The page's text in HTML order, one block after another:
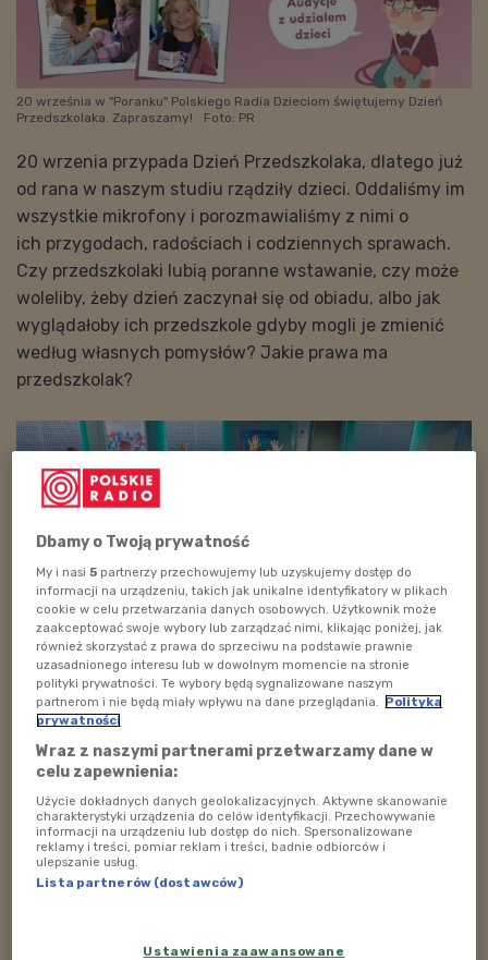
20 września w "Poranku" Polskiego Radia Dzieciom świętujemy Dzień
Przedszkolaka. Zapraszamy!
Foto: PR
20 wrzenia przypada Dzień Przedszkolaka, dlatego już
od rana w naszym studiu rządziły dzieci. Oddaliśmy im
wszystkie mikrofony i porozmawialiśmy z nimi o
ich przygodach, radościach i codziennych sprawach.
Czy przedszkolaki lubią poranne wstawanie, czy może
woleliby, żeby dzień zaczynał się od obiadu, albo jak
wyglądałoby ich przedszkole gdyby mogli je zmienić
według własnych pomysłów? Jakie prawa ma
przedszkolak?
Przedszkolaki w studiu Polskiego Radia Dzieciom
Zapraszamy do wysłuchania załączonego zapisu
rozmów z przedszkolakami w audycji "Poranek".
POSŁUCHAJ
Jakie prawa mają przedszkolaki? W co lubią się
bawić i czy wizyta w studiu była dla nich fajną
przygodą?
Dbamy o Twoją prywatność
My i nasi5 partnerzy przechowujemy lub uzyskujemy dostęp do
informacji na urządzeniu, takich jak unikalne identyfikatory w plikach
cookie w celu przetwarzania danych osobowych. Użytkownik może
zaakceptować swoje wybory lub zarządzać nimi, klikając poniżej, jak
również skorzystać z prawa do sprzeciwu na podstawie prawnie
uzasadnionego interesu lub w dowolnym momencie na stronie
polityki prywatności. Te wybory będą sygnalizowane naszym
partnerom i nie będą miały wpływu na dane przeglądania. Polityka
prywatności
Wraz z naszymi partnerami przetwarzamy dane w
celu zapewnienia:
Użycie dokładnych danych geolokalizacyjnych. Aktywne skanowanie
charakterystyki urządzenia do celów identyfikacji. Przechowywanie
informacji na urządzeniu lub dostęp do nich. Spersonalizowane
reklamy i treści, pomiar reklam i treści, badnie odbiorców i
ulepszanie usług.
Lista partnerów (dostawców)
Ustawienia zaawansowane